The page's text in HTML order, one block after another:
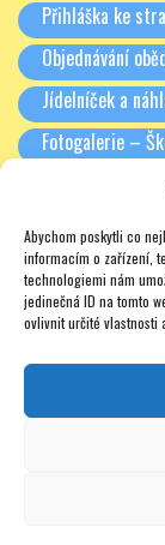
Abychom poskytli co
informacím o zařízení,
technologiemi nám
jedinečná ID na tomto
ovlivnit určité vlastnosti
Přihláška ke
Objednávání
Jídelníček a
Fotogalerie –
Třídní schůzky
Rada školy
Soukromé